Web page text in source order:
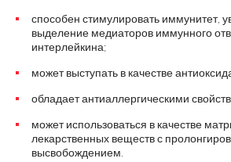
способен стимулировать иммунитет,
выделение медиаторов иммунного
интерлейкина;
может выступать в качестве
обладает антиаллергическими
может использоваться в качестве
лекарственных веществ с
высвобождением.